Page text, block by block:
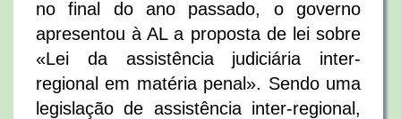
no final do ano passado, o governo
apresentou à AL a proposta de lei sobre
«Lei da assistência judiciária inter-
regional em matéria penal». Sendo uma
legislação de assistência inter-regional,